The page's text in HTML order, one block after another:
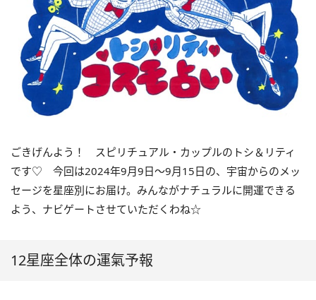
ごきげんよう！ スピリチュアル・カップルのトシ＆リティ
です♡ 今回は2024年9月9日〜9月15日の、宇宙からのメッ
セージを星座別にお届け。みんながナチュラルに開運できる
よう、ナビゲートさせていただくわね☆
12星座全体の運氣予報